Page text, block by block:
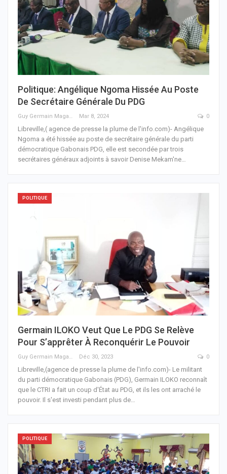
Politique: Angélique Ngoma Hissée Au Poste
De Secrétaire Générale Du PDG
Guy Germain Maganga Nziengui Mar 8, 2024 0
Libreville,( agence de presse la plume de l'info.com)- Angélique
Ngoma a été hissée au poste de secrétaire générale du parti
démocratique Gabonais PDG, elle est secondée par trois
secrétaires généraux adjoints à savoir Denise Mekam'ne
POLITIQUE
Germain ILOKO Veut Que Le PDG Se Relève
Pour S’apprêter À Reconquérir Le Pouvoir
Guy Germain Maganga Nziengui Déc 30, 2023 0
Libreville,(agence de presse la plume de l'info.com)- Le militant
du parti démocratique Gabonais (PDG), Germain ILOKO reconnaît
que le CTRI a fait un coup d'État au PDG, et ils les ont arraché le
pouvoir. Il s'est investi pendant plus de
POLITIQUE